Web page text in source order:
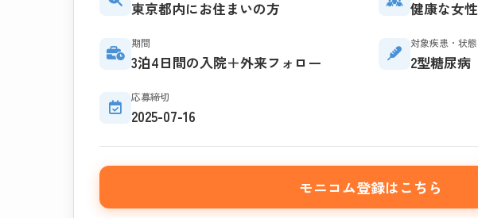
東京都内にお住まいの方 健康な女性
期間
3泊4日間の入院＋外来フォロー
対象疾患・状態
2型糖尿病
応募締切
2025-07-16
モニコム登録はこちら